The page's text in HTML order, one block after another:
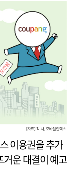
이용권을 추가
거운 대결이 예고